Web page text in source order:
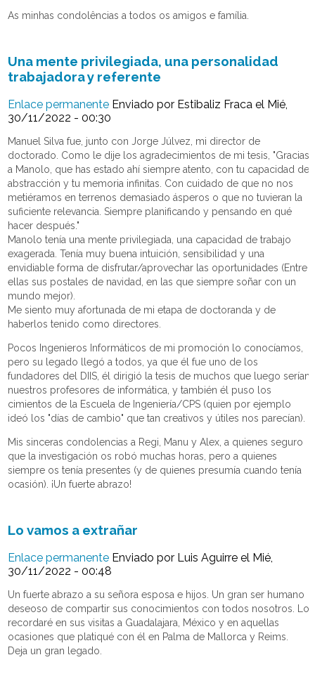
As minhas condolências a todos os amigos e família.
Una mente privilegiada, una personalidad
trabajadora y referente
Enlace permanente Enviado por Estibaliz Fraca el Mié,
30/11/2022 - 00:30
Manuel Silva fue, junto con Jorge Júlvez, mi director de
doctorado. Como le dije los agradecimientos de mi tesis, "Gracias
a Manolo, que has estado ahí siempre atento, con tu capacidad de
abstracción y tu memoria infinitas. Con cuidado de que no nos
metiéramos en terrenos demasiado ásperos o que no tuvieran la
suficiente relevancia. Siempre planificando y pensando en qué
hacer después."
Manolo tenía una mente privilegiada, una capacidad de trabajo
exagerada. Tenía muy buena intuición, sensibilidad y una
envidiable forma de disfrutar/aprovechar las oportunidades (Entre
ellas sus postales de navidad, en las que siempre soñar con un
mundo mejor).
Me siento muy afortunada de mi etapa de doctoranda y de
haberlos tenido como directores.
Pocos Ingenieros Informáticos de mi promoción lo conocíamos,
pero su legado llegó a todos, ya que él fue uno de los
fundadores del DIIS, él dirigió la tesis de muchos que luego serían
nuestros profesores de informática, y también él puso los
cimientos de la Escuela de Ingeniería/CPS (quien por ejemplo
ideó los "días de cambio" que tan creativos y útiles nos parecían).
Mis sinceras condolencias a Regi, Manu y Alex, a quienes seguro
que la investigación os robó muchas horas, pero a quienes
siempre os tenía presentes (y de quienes presumía cuando tenía
ocasión). ¡Un fuerte abrazo!
Lo vamos a extrañar
Enlace permanente Enviado por Luis Aguirre el Mié,
30/11/2022 - 00:48
Un fuerte abrazo a su señora esposa e hijos. Un gran ser humano
deseoso de compartir sus conocimientos con todos nosotros. Lo
recordaré en sus visitas a Guadalajara, México y en aquellas
ocasiones que platiqué con él en Palma de Mallorca y Reims.
Deja un gran legado.